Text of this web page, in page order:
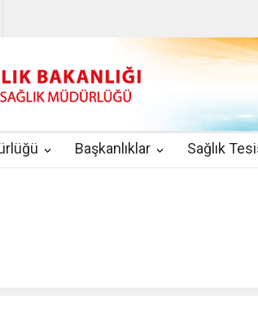
Sunumu 2019 YILI
Hakkında Yönetmelik
Ziyareti Uygulamaları Uzman
Başkanlıklar Sağlık